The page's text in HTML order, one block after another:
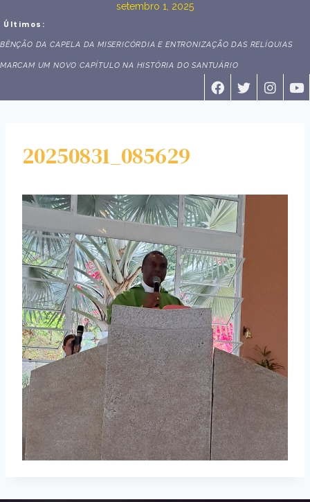
setembro 1, 2025
Últimos:
BÊNÇÃO DA CAPELA DA MISERICÓRDIA E ENTRONIZAÇÃO DAS RELÍQUIAS
MARCAM UM NOVO CAPÍTULO NA HISTÓRIA DO SANTUÁRIO
20250831_085629